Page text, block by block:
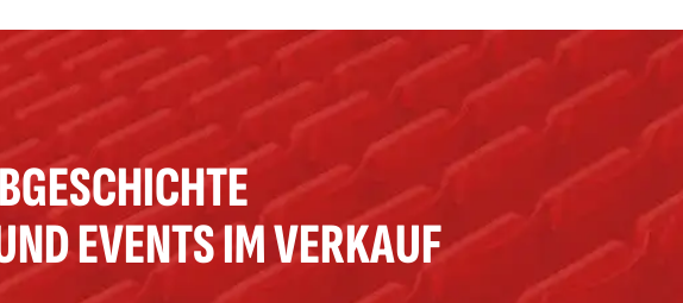
EVENTS IM VERKAUF